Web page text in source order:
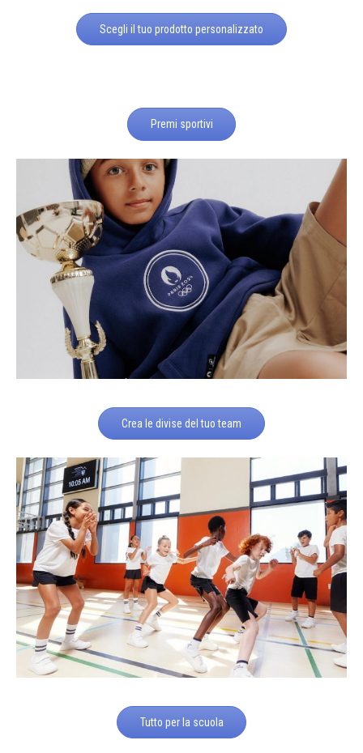
Scegli il tuo prodotto personalizzato
Premi sportivi
Crea le divise del tuo team
Tutto per la scuola